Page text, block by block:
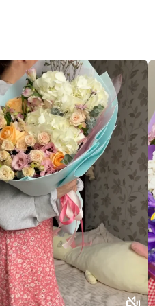
город
выберите из популярных
и МО
Новгород